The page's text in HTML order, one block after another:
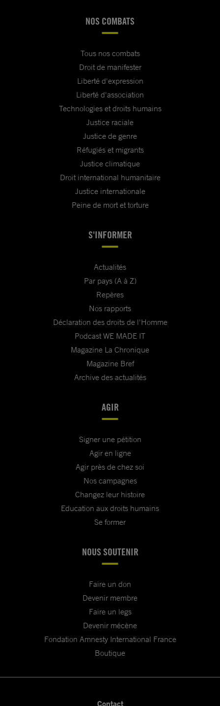
NOS COMBATS
Tous nos combats
Droit de manifester
Liberté d'expression
Liberté d'association
Technologies et droits humains
Justice raciale
Justice de genre
Réfugiés et migrants
Justice climatique
Droit international humanitaire
Justice internationale
Peine de mort et torture
S'INFORMER
Actualités
Par pays (A à Z)
Repères
Nos rapports
Déclaration des droits de l'Homme
Podcast WE MADE IT
Magazine La Chronique
Magazine Bref
Archive des actualités
AGIR
Signer une pétition
Agir en ligne
Agir près de chez soi
Nos campagnes
Changez leur histoire
Education aux droits humains
Se former
NOUS SOUTENIR
Faire un don
Devenir membre
Faire un legs
Devenir mécène
Fondation Amnesty International France
Boutique
Contact